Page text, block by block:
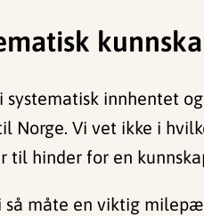
systematisk innhentet
Norge. Vi vet ikke i
til hinder for en
måte en viktig